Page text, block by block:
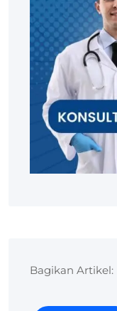
Bagikan Artikel: